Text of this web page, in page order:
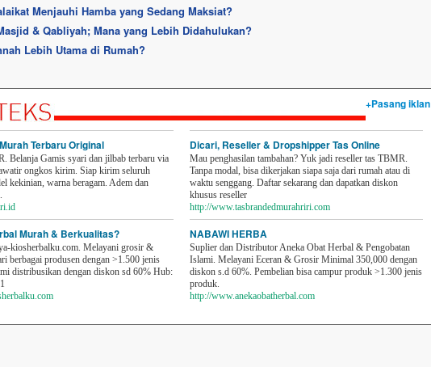
Menjauhi Hamba yang Sedang Maksiat?
& Qabliyah; Mana yang Lebih Didahulukan?
Lebih Utama di Rumah?
+Pasang iklan
Terbaru Original
Belanja Gamis syari dan jilbab terbaru via
ongkos kirim. Siap kirim seluruh
kekinian, warna beragam. Adem dan
Murah & Berkualitas?
kiosherbalku.com. Melayani grosir &
berbagai produsen dengan >1.500 jenis
distribusikan dengan diskon sd 60% Hub:
Dicari, Reseller & Dropshipper Tas Online
Mau penghasilan tambahan? Yuk jadi reseller tas TBMR.
Tanpa modal, bisa dikerjakan siapa saja dari rumah atau di
waktu senggang. Daftar sekarang dan dapatkan diskon
khusus reseller
http://www.tasbrandedmurahriri.com
NABAWI HERBA
Suplier dan Distributor Aneka Obat Herbal & Pengobatan
Islami. Melayani Eceran & Grosir Minimal 350,000 dengan
diskon s.d 60%. Pembelian bisa campur produk >1.300 jenis
produk.
http://www.anekaobatherbal.com